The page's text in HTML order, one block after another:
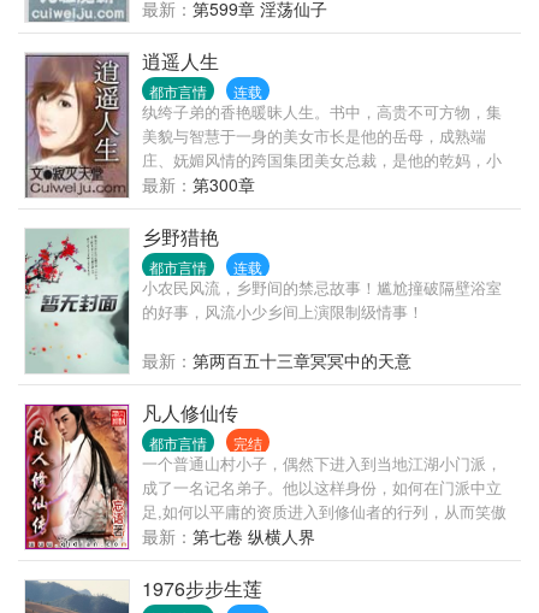
成功了他就是名传千古的霸主失败了他就是遗臭万年
的恶魔
最新： 第599章 淫荡仙子
逍遥人生
都市言情 连载
纨绔子弟的香艳暖昧人生。书中，高贵不可方物，集
美貌与智慧于一身的美女市长是他的岳母，成熟端
庄、妩媚风情的跨国集团美女总裁，是他的乾妈，小
家碧玉、温柔贤淑的舅妈，与之暖昧纠缠不清…… 书
名《逍遥人生》曾用名《风情都市》
最新： 第300章
乡野猎艳
都市言情 连载
小农民风流，乡野间的禁忌故事！尴尬撞破隔壁浴室
的好事，风流小少乡间上演限制级情事！
最新： 第两百五十三章冥冥中的天意
凡人修仙传
都市言情 完结
一个普通山村小子，偶然下进入到当地江湖小门派，
成了一名记名弟子。他以这样身份，如何在门派中立
足,如何以平庸的资质进入到修仙者的行列，从而笑傲
三界之中！ 看凡人修仙传精彩书评集锦，请检索书
号：{凡人凡语}
最新： 第七卷 纵横人界
1976步步生莲